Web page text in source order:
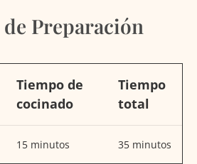
Preparación
Tiempo de
cocinado
Tiempo
total
15 minutos 35 minutos